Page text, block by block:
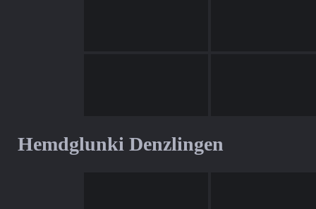
Hemdglunki Denzlingen